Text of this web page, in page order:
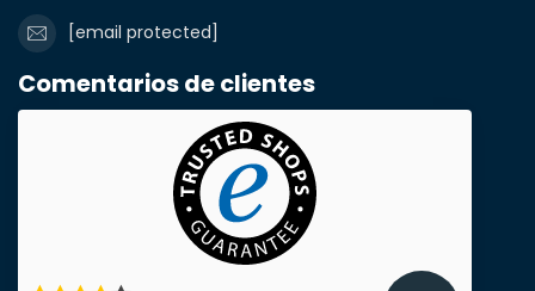
[email protected]
Comentarios de clientes